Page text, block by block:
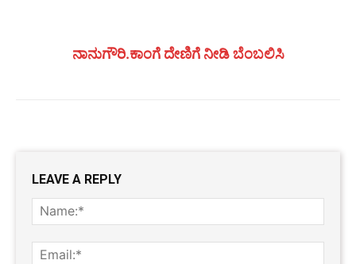
ನಾನುಗೌರಿ.ಕಾಂಗೆ ದೇಣಿಗೆ ನೀಡಿ ಬೆಂಬಲಿಸಿ
LEAVE A REPLY